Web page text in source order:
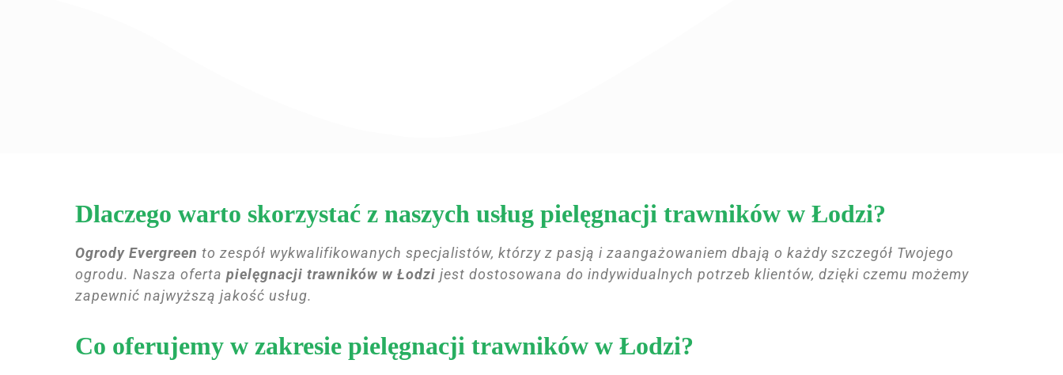
Dlaczego warto skorzystać z naszych usług pielęgnacji trawników w Łodzi?
Ogrody Evergreen to zespół wykwalifikowanych specjalistów, którzy z pasją i zaangażowaniem dbają o każdy szczegół Twojego
ogrodu. Nasza oferta pielęgnacji trawników w Łodzi jest dostosowana do indywidualnych potrzeb klientów, dzięki czemu możemy
zapewnić najwyższą jakość usług.
Co oferujemy w zakresie pielęgnacji trawników w Łodzi?